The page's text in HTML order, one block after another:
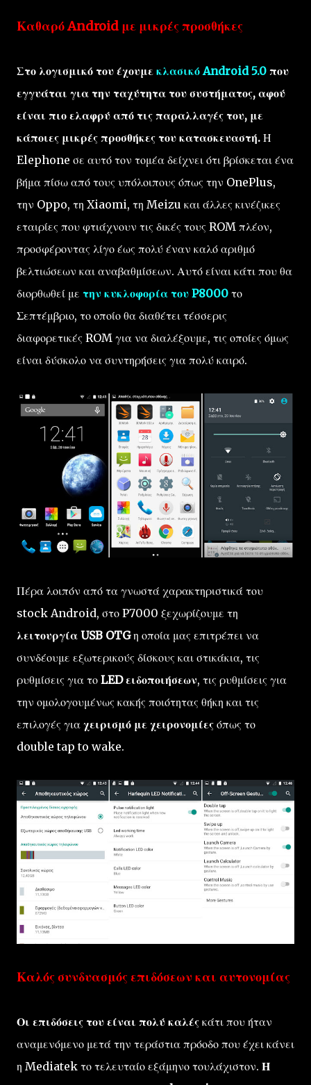
Καθαρό Android με μικρές προσθήκες
Στο λογισμικό του έχουμε κλασικό Android 5.0 που
εγγυάται για την ταχύτητα του συστήματος, αφού
είναι πιο ελαφρύ από τις παραλλαγές του, με
κάποιες μικρές προσθήκες του κατασκευαστή. Η
Elephone σε αυτό τον τομέα δείχνει ότι βρίσκεται ένα
βήμα πίσω από τους υπόλοιπους όπως την OnePlus,
την Oppo, τη Xiaomi, τη Meizu και άλλες κινέζικες
εταιρίες που φτιάχνουν τις δικές τους ROM πλέον,
προσφέροντας λίγο έως πολύ έναν καλό αριθμό
βελτιώσεων και αναβαθμίσεων. Αυτό είναι κάτι που θα
διορθωθεί με την κυκλοφορία του P8000 το
Σεπτέμβριο, το οποίο θα διαθέτει τέσσερις
διαφορετικές ROM για να διαλέξουμε, τις οποίες όμως
είναι δύσκολο να συντηρήσεις για πολύ καιρό.
Πέρα λοιπόν από τα γνωστά χαρακτηριστικά του
stock Android, στο P7000 ξεχωρίζουμε τη
λειτουργία USB OTGη οποία μας επιτρέπει να
συνδέουμε εξωτερικούς δίσκους και στικάκια, τις
ρυθμίσεις για το LED ειδοποιήσεων, τις ρυθμίσεις για
την ομολογουμένως κακής ποιότητας θήκη και τις
επιλογές για χειρισμό με χειρονομίες όπως το
double tap to wake.
Καλός συνδυασμός επιδόσεων και αυτονομίας
Οι επιδόσεις του είναι πολύ καλές κάτι που ήταν
αναμενόμενο μετά την τεράστια πρόοδο που έχει κάνει
η Mediatek το τελευταίο εξάμηνο τουλάχιστον. Η